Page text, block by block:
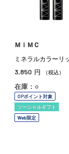
ＭｉＭＣ
ミネラルカラーリ
3,850 円 （税込）
在庫：○
OPポイント対象
ソーシャルギフト
Web限定